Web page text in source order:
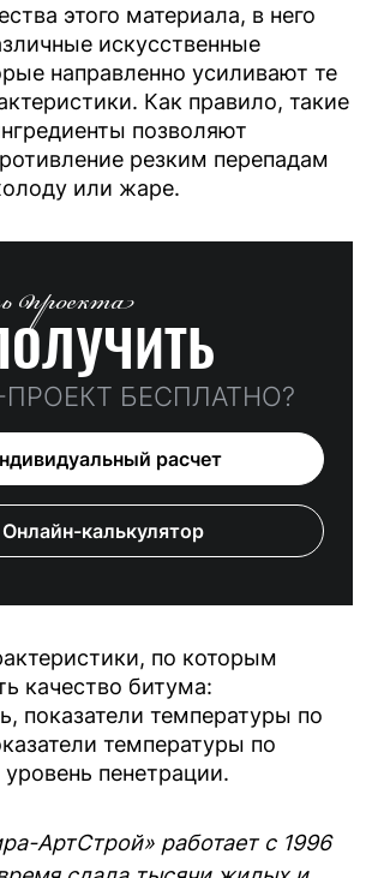
этого материала, в него
искусственные
направленно усиливают те
Как правило, такие
позволяют
резким перепадам
или жаре.
проекта
БЕСПЛАТНО?
расчет
Онлайн-калькулятор
по которым
качество битума:
показатели температуры по
температуры по
пенетрации.
АртСтрой» работает с 1996